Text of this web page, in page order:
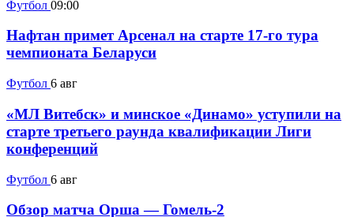
Футбол 09:00
Нафтан примет Арсенал на старте 17-го тура
чемпионата Беларуси
Футбол 6 авг
«МЛ Витебск» и минское «Динамо» уступили на
старте третьего раунда квалификации Лиги
конференций
Футбол 6 авг
Обзор матча Орша — Гомель-2